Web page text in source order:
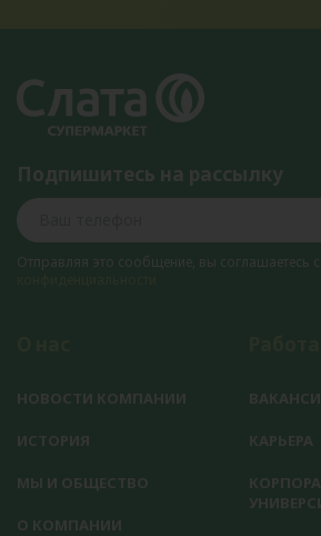
Подпишитесь на рассылку
Отправляя это сообщение, вы соглашаетесь с
НОВОСТИ КОМПАНИИ
ИСТОРИЯ
МЫ И ОБЩЕСТВО
О КОМПАНИИ
КАРЬЕРА